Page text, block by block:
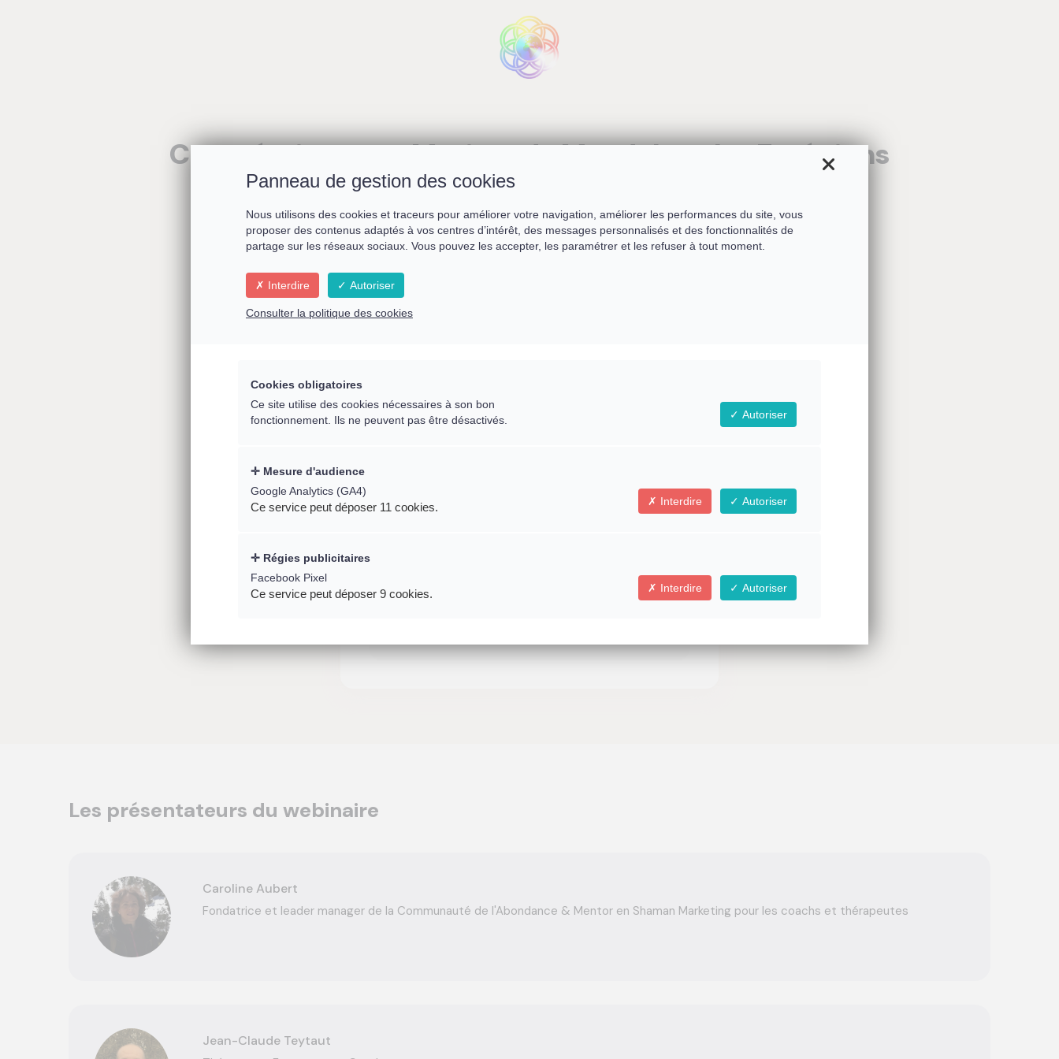
Co-création avec Myriam de Magdala et les Esséniens
Remplissez le formulaire ci-dessous
pour accéder au replay du webinaire
Prénom *
Email *
N'oubliez pas de partager l'évènement avec vos
Les présentateurs du webinaire
Caroline Aubert
Fondatrice et leader manager de la Communauté de l'Abondance & Mentor en Shaman Marketing pour les coachs et thérapeutes
Jean-Claude Teytaut
Panneau de gestion des cookies
Nous utilisons des cookies et traceurs pour améliorer votre navigation, améliorer les performances du site, vous
proposer des contenus adaptés à vos centres d’intérêt, des messages personnalisés et des fonctionnalités de
partage sur les réseaux sociaux. Vous pouvez les accepter, les paramétrer et les refuser à tout moment.
Interdire Autoriser
Consulter la politique des cookies
Cookies obligatoires
Ce site utilise des cookies nécessaires à son bon
fonctionnement. Ils ne peuvent pas être désactivés.
Autoriser
Mesure d'audience
Google Analytics (GA4)
Ce service peut déposer 11 cookies. Interdire Autoriser
Régies publicitaires
Facebook Pixel
Ce service peut déposer 9 cookies. Interdire Autoriser